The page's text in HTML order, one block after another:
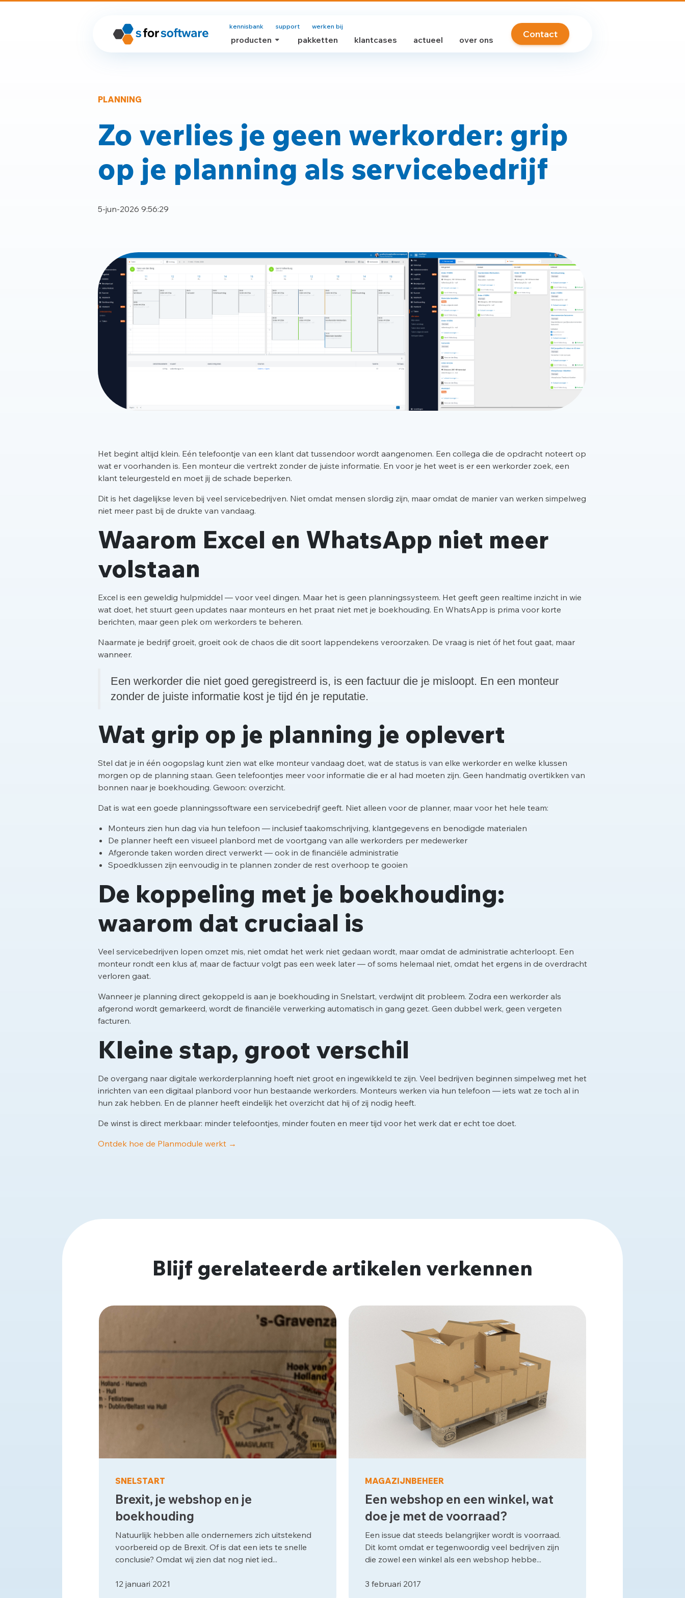
Contact
kennisbank support werken bij
producten pakketten klantcases actueel over ons
PLANNING
Zo verlies je geen werkorder: grip
op je planning als servicebedrijf
5-jun-2026 9:56:29
Het begint altijd klein. Eén telefoontje van een klant dat tussendoor wordt aangenomen. Een collega die de opdracht noteert op
wat er voorhanden is. Een monteur die vertrekt zonder de juiste informatie. En voor je het weet is er een werkorder zoek, een
klant teleurgesteld en moet jij de schade beperken.
Dit is het dagelijkse leven bij veel servicebedrijven. Niet omdat mensen slordig zijn, maar omdat de manier van werken simpelweg
niet meer past bij de drukte van vandaag.
Waarom Excel en WhatsApp niet meer
volstaan
Excel is een geweldig hulpmiddel — voor veel dingen. Maar het is geen planningssysteem. Het geeft geen realtime inzicht in wie
wat doet, het stuurt geen updates naar monteurs en het praat niet met je boekhouding. En WhatsApp is prima voor korte
berichten, maar geen plek om werkorders te beheren.
Naarmate je bedrijf groeit, groeit ook de chaos die dit soort lappendekens veroorzaken. De vraag is niet óf het fout gaat, maar
wanneer.
Een werkorder die niet goed geregistreerd is, is een factuur die je misloopt. En een monteur
zonder de juiste informatie kost je tijd én je reputatie.
Wat grip op je planning je oplevert
Stel dat je in één oogopslag kunt zien wat elke monteur vandaag doet, wat de status is van elke werkorder en welke klussen
morgen op de planning staan. Geen telefoontjes meer voor informatie die er al had moeten zijn. Geen handmatig overtikken van
bonnen naar je boekhouding. Gewoon: overzicht.
Dat is wat een goede planningssoftware een servicebedrijf geeft. Niet alleen voor de planner, maar voor het hele team:
Monteurs zien hun dag via hun telefoon — inclusief taakomschrijving, klantgegevens en benodigde materialen
De planner heeft een visueel planbord met de voortgang van alle werkorders per medewerker
Afgeronde taken worden direct verwerkt — ook in de financiële administratie
Spoedklussen zijn eenvoudig in te plannen zonder de rest overhoop te gooien
De koppeling met je boekhouding:
waarom dat cruciaal is
Veel servicebedrijven lopen omzet mis, niet omdat het werk niet gedaan wordt, maar omdat de administratie achterloopt. Een
monteur rondt een klus af, maar de factuur volgt pas een week later — of soms helemaal niet, omdat het ergens in de overdracht
verloren gaat.
Wanneer je planning direct gekoppeld is aan je boekhouding in Snelstart, verdwijnt dit probleem. Zodra een werkorder als
afgerond wordt gemarkeerd, wordt de financiële verwerking automatisch in gang gezet. Geen dubbel werk, geen vergeten
facturen.
Kleine stap, groot verschil
De overgang naar digitale werkorderplanning hoeft niet groot en ingewikkeld te zijn. Veel bedrijven beginnen simpelweg met het
inrichten van een digitaal planbord voor hun bestaande werkorders. Monteurs werken via hun telefoon — iets wat ze toch al in
hun zak hebben. En de planner heeft eindelijk het overzicht dat hij of zij nodig heeft.
De winst is direct merkbaar: minder telefoontjes, minder fouten en meer tijd voor het werk dat er echt toe doet.
Ontdek hoe de Planmodule werkt →
Blijf gerelateerde artikelen verkennen
SNELSTART
Brexit, je webshop en je
boekhouding
Natuurlijk hebben alle ondernemers zich uitstekend
voorbereid op de Brexit. Of is dat een iets te snelle
conclusie? Omdat wij zien dat nog niet ied...
12 januari 2021
MAGAZIJNBEHEER
Een webshop en een winkel, wat
doe je met de voorraad?
Een issue dat steeds belangrijker wordt is voorraad.
Dit komt omdat er tegenwoordig veel bedrijven zijn
die zowel een winkel als een webshop hebbe...
3 februari 2017